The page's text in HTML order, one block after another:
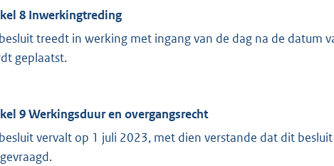
8 Inwerkingtreding
treedt in werking met ingang van de dag na de datum
geplaatst.
9 Werkingsduur en overgangsrecht
vervalt op 1 juli 2023, met dien verstande dat dit